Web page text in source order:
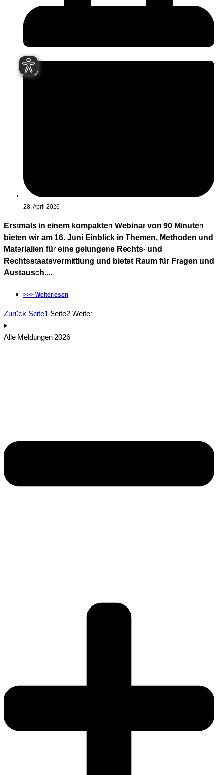
28. April 2026
Erstmals in einem kompakten Webinar von 90 Minuten
bieten wir am 16. Juni Einblick in Themen, Methoden und
Materialien für eine gelungene Rechts- und
Rechtsstaatsvermittlung und bietet Raum für Fragen und
Austausch....
>>> Weiterlesen
Zurück Seite1 Seite2 Weiter
Alle Meldungen 2026